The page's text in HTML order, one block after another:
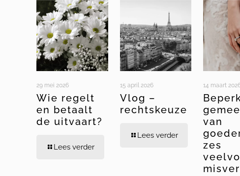
29 mei 2026
Wie regelt
en betaalt
de uitvaart?
Lees verder
15 april 2026
Vlog –
rechtskeuze
Lees verder
14 maart
van
zes